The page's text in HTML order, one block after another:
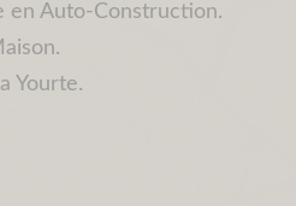
en Auto-Construction.
Yourte.